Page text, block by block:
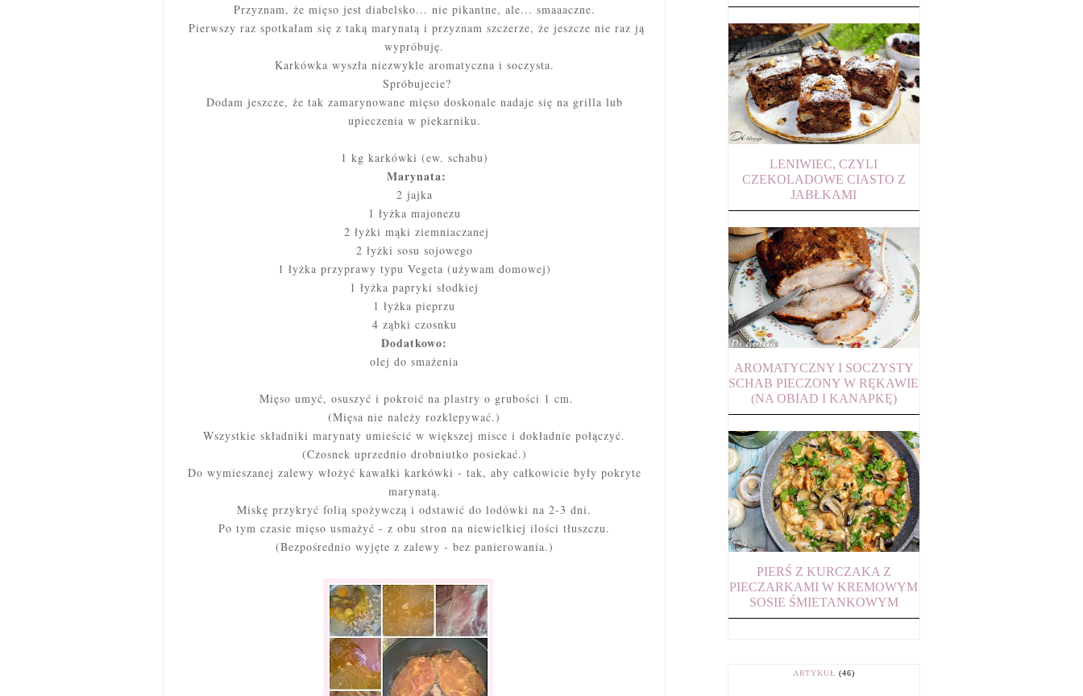
Przyznam, że mięso jest diabelsko... nie pikantne, ale... smaaaczne.
Pierwszy raz spotkałam się z taką marynatą i przyznam szczerze, że jeszcze nie raz ją
wypróbuję.
Karkówka wyszła niezwykle aromatyczna i soczysta.
Spróbujecie?
Dodam jeszcze, że tak zamarynowane mięso doskonale nadaje się na grilla lub
upieczenia w piekarniku.
1 kg karkówki (ew. schabu)
Marynata:
2 jajka
1 łyżka majonezu
2 łyżki mąki ziemniaczanej
2 łyżki sosu sojowego
1 łyżka przyprawy typu Vegeta (używam domowej)
1 łyżka papryki słodkiej
1 łyżka pieprzu
4 ząbki czosnku
Dodatkowo:
olej do smażenia
Mięso umyć, osuszyć i pokroić na plastry o grubości 1 cm.
(Mięsa nie należy rozklepywać.)
Wszystkie składniki marynaty umieścić w większej misce i dokładnie połączyć.
(Czosnek uprzednio drobniutko posiekać.)
Do wymieszanej zalewy włożyć kawałki karkówki - tak, aby całkowicie były pokryte
marynatą.
Miskę przykryć folią spożywczą i odstawić do lodówki na 2-3 dni.
Po tym czasie mięso usmażyć - z obu stron na niewielkiej ilości tłuszczu.
(Bezpośrednio wyjęte z zalewy - bez panierowania.)
LENIWIEC, CZYLI
CZEKOLADOWE CIASTO Z
JABŁKAMI
AROMATYCZNY I SOCZYSTY
SCHAB PIECZONY W RĘKAWIE
(NA OBIAD I KANAPKĘ)
PIERŚ Z KURCZAKA Z
PIECZARKAMI W KREMOWYM
SOSIE ŚMIETANKOWYM
ARTYKUŁ (46)